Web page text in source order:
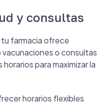
y consultas
tu farmacia ofrece
o consultas
para maximizar la
horarios flexibles